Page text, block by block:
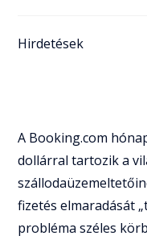
Hirdetések
A Booking.com
dollárral tartozik a
fizetés elmaradását
probléma széles